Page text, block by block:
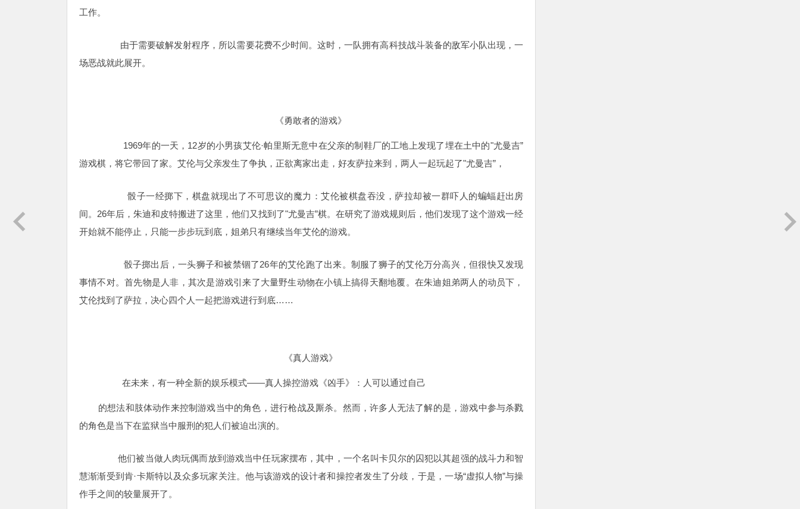
工作。
由于需要破解发射程序，所以需要花费不少时间。这时，一队拥有高科技战斗装备的敌军小队出现，一
场恶战就此展开。
《勇敢者的游戏》
1969年的一天，12岁的小男孩艾伦·帕里斯无意中在父亲的制鞋厂的工地上发现了埋在土中的"尤曼吉”
游戏棋，将它带回了家。艾伦与父亲发生了争执，正欲离家出走，好友萨拉来到，两人一起玩起了"尤曼吉”，
骰子一经掷下，棋盘就现出了不可思议的魔力：艾伦被棋盘吞没，萨拉却被一群吓人的蝙蝠赶出房
间。 26年后，朱迪和皮特搬进了这里，他们又找到了"尤曼吉”棋。在研究了游戏规则后，他们发现了这个游戏一经
开始就不能停止，只能一步步玩到底，姐弟只有继续当年艾伦的游戏。
骰子掷出后，一头狮子和被禁锢了26年的艾伦跑了出来。制服了狮子的艾伦万分高兴，但很快又发现
事情不对。首先物是人非，其次是游戏引来了大量野生动物在小镇上搞得天翻地覆。在朱迪姐弟两人的动员下，
艾伦找到了萨拉，决心四个人一起把游戏进行到底……
《真人游戏》
在未来，有一种全新的娱乐模式——真人操控游戏《凶手》：人可以通过自己
的想法和肢体动作来控制游戏当中的角色，进行枪战及厮杀。 然而，许多人无法了解的是，游戏中参与杀戮
的角色是当下在监狱当中服刑的犯人们被迫出演的。
他们被当做人肉玩偶而放到游戏当中任玩家摆布，其中，一个名叫卡贝尔的囚犯以其超强的战斗力和智
慧渐渐受到肯·卡斯特以及众多玩家关注。他与该游戏的设计者和操控者发生了分歧，于是，一场“虚拟人物”与操
作手之间的较量展开了。